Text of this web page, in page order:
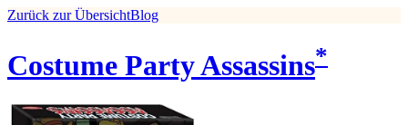
Zurück zur ÜbersichtBlog
Costume Party Assassins*